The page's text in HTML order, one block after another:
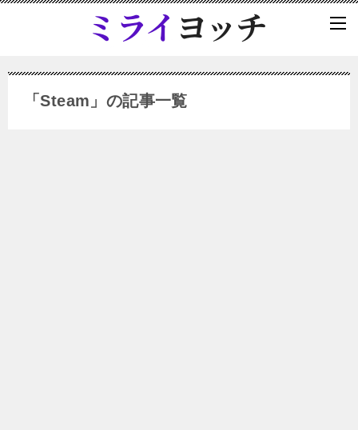
「Steam」の記事一覧